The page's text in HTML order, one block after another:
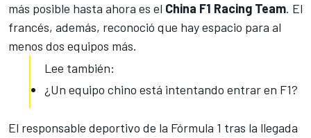
más posible hasta ahora es el China F1 Racing Team. El
francés, además, reconoció que hay espacio para al
menos dos equipos más.
Lee también:
¿Un equipo chino está intentando entrar en F1?
El responsable deportivo de la Fórmula 1 tras la llegada